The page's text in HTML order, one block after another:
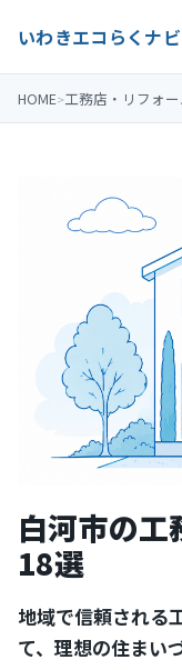
いわきエコらくナビ
トップ
HOME>工務店・リフォ
白河市の
18選
地域で信頼される
て、理想の住まい